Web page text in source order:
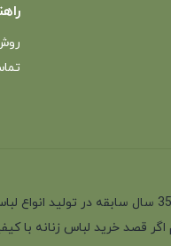
فروشگاه سیاکُر فروش لباس زنانه با
قصد خرید لباس زنانه با